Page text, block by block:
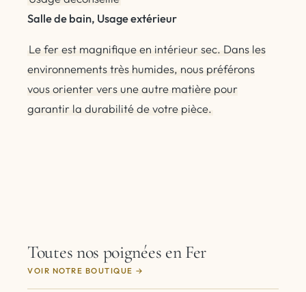
Salle de bain, Usage extérieur
Le fer est magnifique en intérieur sec. Dans les
environnements très humides, nous préférons
vous orienter vers une autre matière pour
garantir la durabilité de votre pièce.
Toutes nos poignées en Fer
VOIR NOTRE BOUTIQUE